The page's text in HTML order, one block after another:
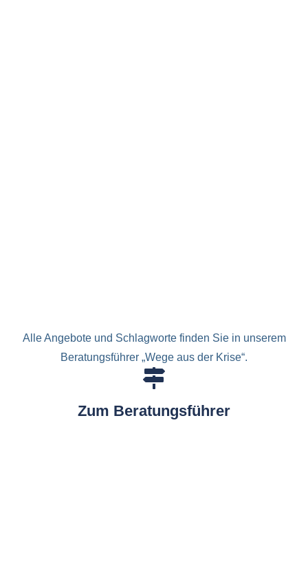
Alle Angebote und Schlagworte finden Sie in unserem
Beratungsführer „Wege aus der Krise“.
Zum Beratungsführer